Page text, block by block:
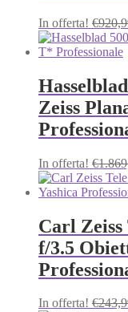
In offerta! €
Zeiss
In offerta! €
Carl Zeiss
f/3.5
In offerta! €